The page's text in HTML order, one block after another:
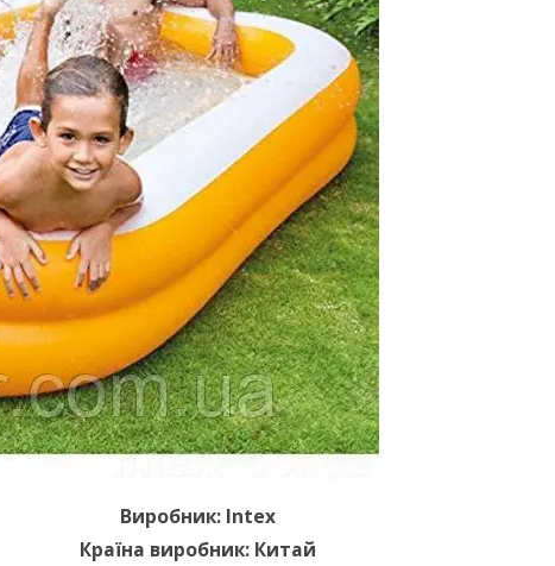
Виробник: Intex
Країна виробник: Китай